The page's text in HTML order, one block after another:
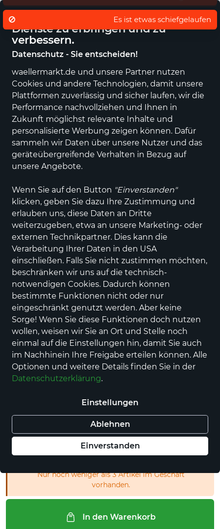
Wir nutzen Cookies um unsere
Dienste zu erbringen und zu
verbessern.
Datenschutz - Sie entscheiden!
waellermarkt.de und unsere Partner nutzen
Cookies und andere Technologien, damit unsere
Plattformen zuverlässig und sicher laufen, wir die
Performance nachvollziehen und Ihnen in
Zukunft möglichst relevante Inhalte und
personalisierte Werbung zeigen können. Dafür
sammeln wir Daten über unsere Nutzer und das
geräteübergreifende Verhalten in Bezug auf
unsere Angebote.
Wenn Sie auf den Button "Einverstanden"
klicken, geben Sie dazu Ihre Zustimmung und
erlauben uns, diese Daten an Dritte
weiterzugeben, etwa an unsere Marketing- oder
externen Technikpartner. Dies kann die
Verarbeitung Ihrer Daten in den USA
einschließen. Falls Sie nicht zustimmen möchten,
beschränken wir uns auf die technisch-
notwendigen Cookies. Dadurch können
bestimmte Funktionen nicht oder nur
eingeschränkt genutzt werden. Aber keine
Sorge! Wenn Sie diese Funktionen doch nutzen
wollen, weisen wir Sie an Ort und Stelle noch
einmal auf die Einstellungen hin, damit Sie auch
im Nachhinein Ihre Freigabe erteilen können. Alle
Optionen und weitere Details finden Sie in der
Datenschutzerklärung.
Einstellungen
Ablehnen
Einverstanden
Eigener regionaler Lieferdienst
Alle Kategorien Neuheiten Angebote Sportartikel
LLOYD
CORE 111 PE
Preis
129,95 € inkl. MwSt., zzgl. Versandkosten
Farbe
42 EU | 8 UK
43 EU | 9 UK
Nur noch weniger als 3 Artikel im Geschäft
vorhanden.
In den Warenkorb
Es ist etwas schiefgelaufen